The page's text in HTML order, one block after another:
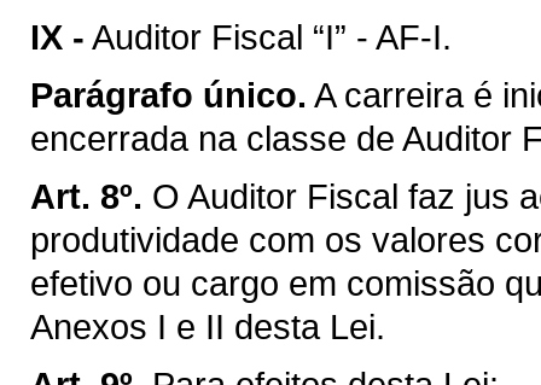
IX - Auditor Fiscal “I” - AF-I.
Parágrafo único. A carreira é
encerrada na classe de Auditor
Art. 8º. O Auditor Fiscal faz jus
produtividade com os valores
efetivo ou cargo em comissão
Anexos I e II desta Lei.